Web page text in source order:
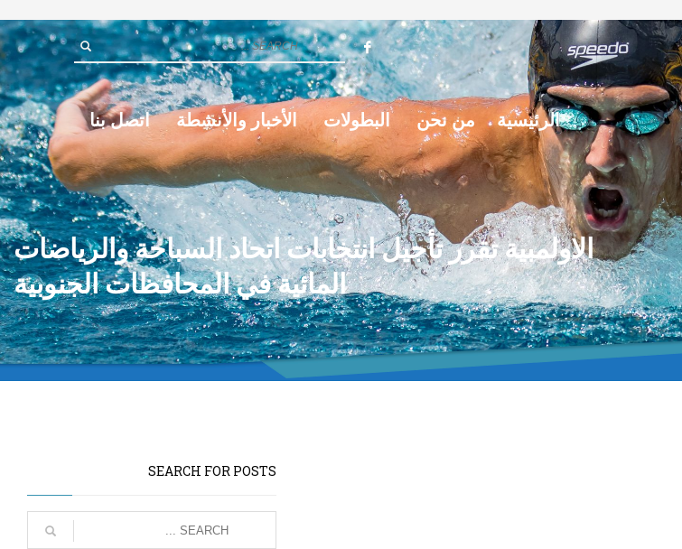
الرئيسية من نحن البطولات الأخبار والأنشطة اتصل بنا
الاولمبية تقرر تأجيل انتخابات اتحاد السباحة والرياضات
المائية في المحافظات الجنوبية
SEARCH FOR POSTS